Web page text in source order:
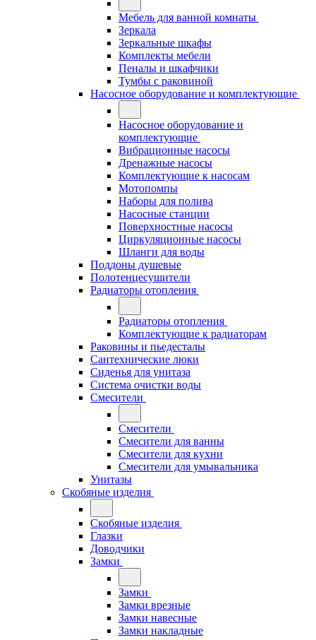
Мебель для ванной комнаты
Зеркала
Зеркальные шкафы
Комплекты мебели
Пеналы и шкафчики
Тумбы с раковиной
Насосное оборудование и комплектующие
Насосное оборудование и
комплектующие
Вибрационные насосы
Дренажные насосы
Комплектующие к насосам
Мотопомпы
Наборы для полива
Насосные станции
Поверхностные насосы
Циркуляционные насосы
Шланги для воды
Поддоны душевые
Полотенцесушители
Радиаторы отопления
Радиаторы отопления
Комплектующие к радиаторам
Раковины и пьедесталы
Сантехнические люки
Сиденья для унитаза
Система очистки воды
Смесители
Смесители
Смесители для ванны
Смесители для кухни
Смесители для умывальника
Унитазы
Скобяные изделия
Скобяные изделия
Глазки
Доводчики
Замки
Замки
Замки врезные
Замки навесные
Замки накладные